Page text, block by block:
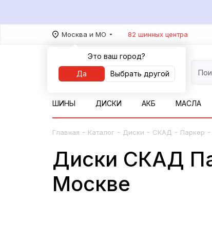
Москва и МО
Это ваш город?
Да
Выбрать другой
82 шинных центра
ШИНЫ ДИСКИ АКБ МАСЛА
Главная - Каталог - Диски - СКАД - Паркер -
Диски СКАД
Москве